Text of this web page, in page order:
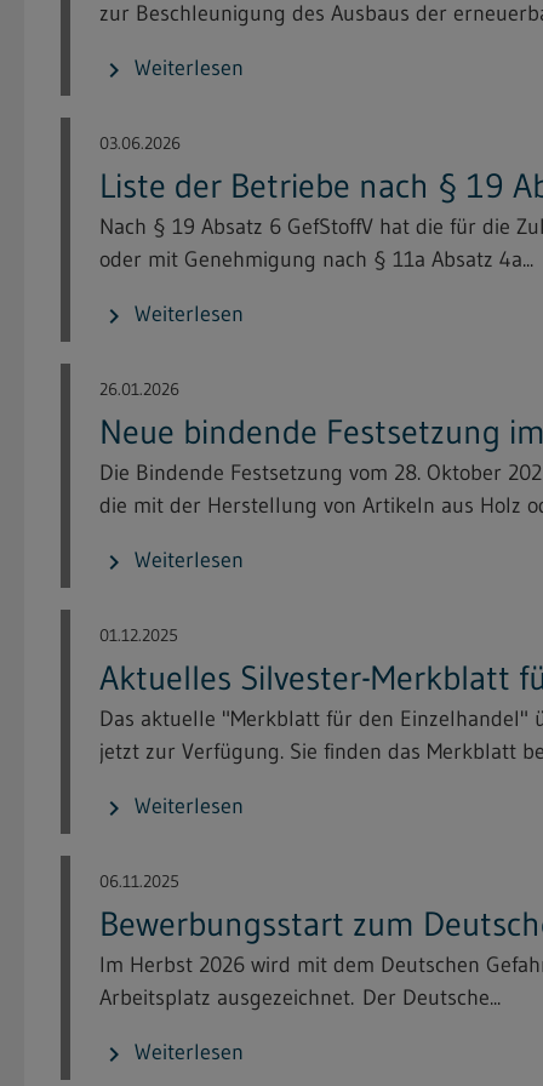
zur Beschleunigung des Ausbaus der
chevron_right Weiterlesen
03.06.2026
Liste der Betriebe nach § 19
Nach § 19 Absatz 6 GefStoffV hat die für die
oder mit Genehmigung nach § 11a Absatz 4a...
chevron_right Weiterlesen
26.01.2026
Neue bindende Festsetzung
Die Bindende Festsetzung vom 28. Oktober
die mit der Herstellung von Artikeln aus Holz
chevron_right Weiterlesen
01.12.2025
Aktuelles Silvester-Merkblatt
Das aktuelle "Merkblatt für den Einzelhandel"
jetzt zur Verfügung. Sie finden das Merkblatt
chevron_right Weiterlesen
06.11.2025
Bewerbungsstart zum
Im Herbst 2026 wird mit dem Deutschen
Arbeitsplatz ausgezeichnet. Der Deutsche...
chevron_right Weiterlesen